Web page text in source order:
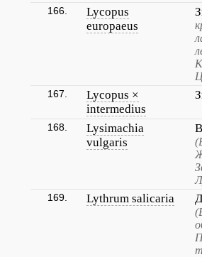
166.
Lycopus
europaeus
167.
Lycopus ×
intermedius
168.
Lysimachia
vulgaris
169. Lythrum salicaria